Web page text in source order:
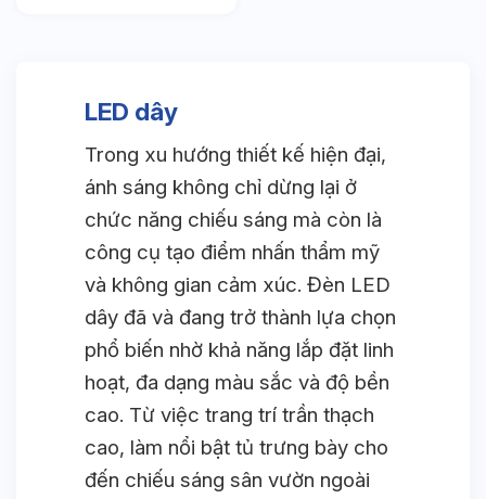
LED dây
Trong xu hướng thiết kế hiện đại,
ánh sáng không chỉ dừng lại ở
chức năng chiếu sáng mà còn là
công cụ tạo điểm nhấn thẩm mỹ
và không gian cảm xúc. Đèn LED
dây đã và đang trở thành lựa chọn
phổ biến nhờ khả năng lắp đặt linh
hoạt, đa dạng màu sắc và độ bền
cao. Từ việc trang trí trần thạch
cao, làm nổi bật tủ trưng bày cho
đến chiếu sáng sân vườn ngoài